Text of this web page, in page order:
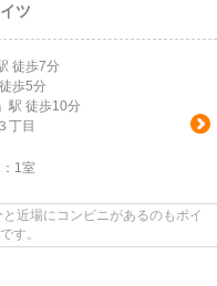
ツ
徒歩7分
歩5分
」駅 徒歩10分
３丁目
1室
近場にコンビニがあるのもポイ
す。